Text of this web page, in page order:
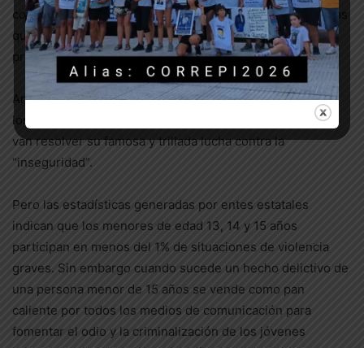
comunitarios, pretende acusar a las niñeces de problemas
que el mismo sistema de desigualdad que ellos
promueven genera: la inseguridad.
Ante este problema social, las fuerzas políticas de todos
los colores prometen que bajando la edad de punibilidad
van resolver su famosa y trillada lucha contra la
“inseguridad”.
Pero las estadísticas generadas por entes estatales
indican que los menores de edad 13, 14 y 15 años
participan en menos del 1% de situaciones de violencia
graves. Sin embargo cuando sucede un hecho delictivo de
una persona menor de 15 años se vende como pan
caliente por todos los medios de comunicación para
fomentar el odio y la criminalización de los jóvenes